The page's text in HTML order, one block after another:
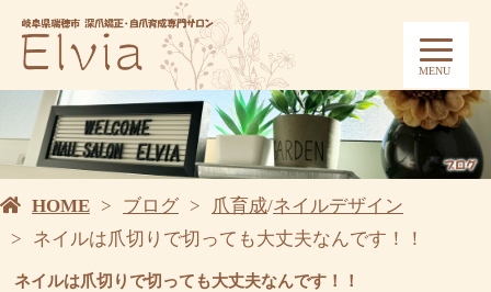
MENU
HOME ブログ 爪育成/ネイルデザイン
ネイルは爪切りで切っても大丈夫なんです！！
ネイルは爪切りで切っても大丈夫なんです！！